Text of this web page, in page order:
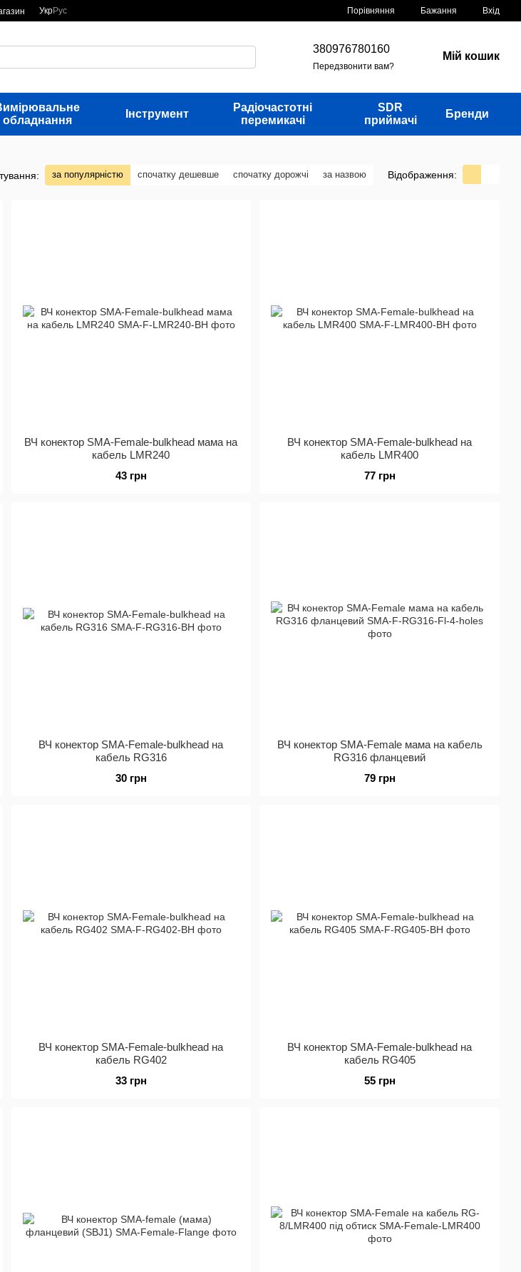
УкрРус Порівняння Бажання Вхід
380976780160
Передзвонити вам?
Мій кошик
обладнання
Інструмент
Радіочастотні
перемикачі
SDR
приймачі
Бренди
за популярністю спочатку дешевше спочатку дорожчі за назвою Відображення:
ВЧ конектор SMA-Female-bulkhead мама на
кабель LMR240
43 грн
ВЧ конектор SMA-Female-bulkhead на
кабель LMR400
77 грн
ВЧ конектор SMA-Female-bulkhead на
кабель RG316
30 грн
ВЧ конектор SMA-Female мама на кабель
RG316 фланцевий
79 грн
ВЧ конектор SMA-Female-bulkhead на
кабель RG402
33 грн
ВЧ конектор SMA-Female-bulkhead на
кабель RG405
55 грн